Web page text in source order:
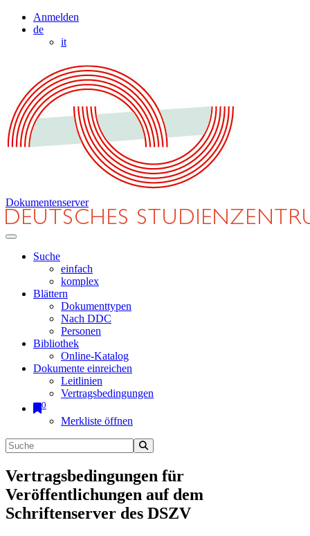
Anmelden
de
it
Dokumentenserver
Suche
einfach
komplex
Blättern
Dokumenttypen
Nach DDC
Personen
Bibliothek
Online-Katalog
Dokumente einreichen
Leitlinien
Vertragsbedingungen
0
Merkliste öffnen
Vertragsbedingungen für
Veröffentlichungen auf dem
Schriftenserver des DSZV